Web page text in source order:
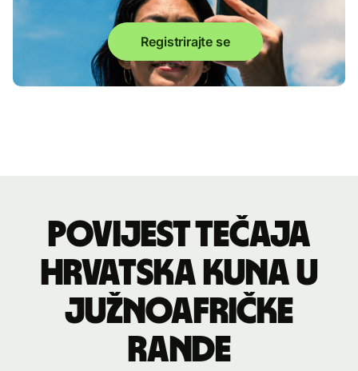
Registrirajte se
Povijest tečaja
hrvatska kuna u
južnoafričke
rande